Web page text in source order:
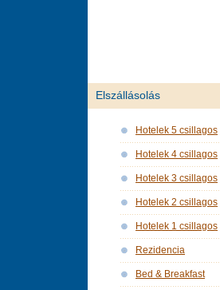
Elszállásolás
Hotelek 5 csillagos
Hotelek 4 csillagos
Hotelek 3 csillagos
Hotelek 2 csillagos
Hotelek 1 csillagos
Rezidencia
Bed & Breakfast